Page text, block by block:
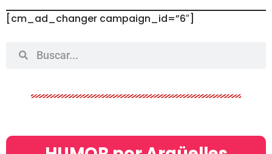
[cm_ad_changer campaign_id=”6″]